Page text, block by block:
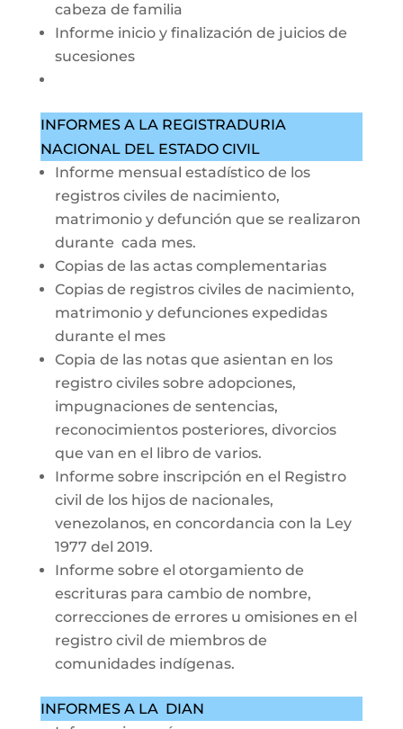
cabeza de familia
Informe inicio y finalización de juicios de
sucesiones
INFORMES A LA REGISTRADURIA
NACIONAL DEL ESTADO CIVIL
Informe mensual estadístico de los
registros civiles de nacimiento,
matrimonio y defunción que se realizaron
durante cada mes.
Copias de las actas complementarias
Copias de registros civiles de nacimiento,
matrimonio y defunciones expedidas
durante el mes
Copia de las notas que asientan en los
registro civiles sobre adopciones,
impugnaciones de sentencias,
reconocimientos posteriores, divorcios
que van en el libro de varios.
Informe sobre inscripción en el Registro
civil de los hijos de nacionales,
venezolanos, en concordancia con la Ley
1977 del 2019.
Informe sobre el otorgamiento de
escrituras para cambio de nombre,
correcciones de errores u omisiones en el
registro civil de miembros de
comunidades indígenas.
INFORMES A LA DIAN